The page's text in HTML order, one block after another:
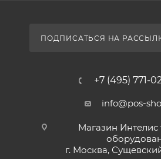
ПОДПИСАТЬСЯ НА
+7 (495) 771-
info@pos-
Магазин Интелис
г. Москва, Сущевский